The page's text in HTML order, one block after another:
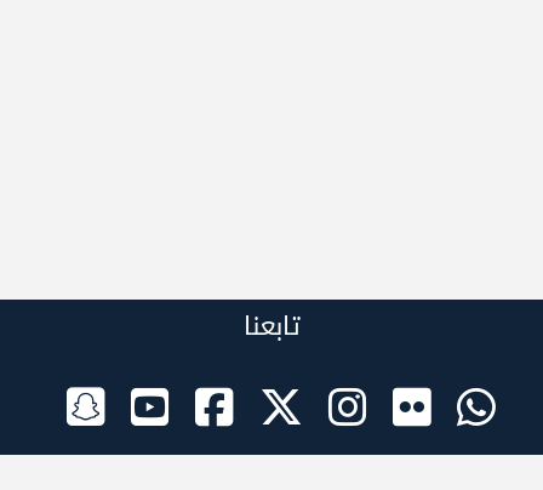
تابعنا